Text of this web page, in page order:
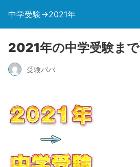
中学受験→2021年
2021年の中学受験まで
受験パパ